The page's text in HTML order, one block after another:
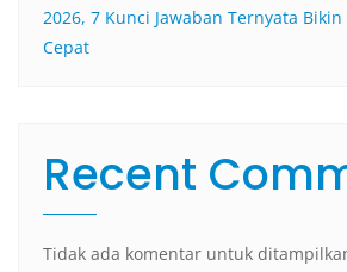
2026, 7 Kunci Jawaban Ternyata Bikin
Cepat
Recent
Tidak ada komentar untuk